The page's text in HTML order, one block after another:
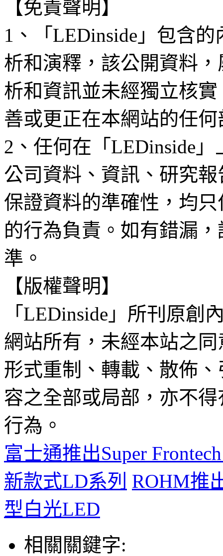
【免責聲明】
1、「LEDinside」包含
析和演釋，該公開資料
析和資訊並未經獨立核
善或更正在本網站的任
2、任何在「LEDinside
公司資料、資訊、研究
保證資料的準確性，均
的行為負責。如有錯漏
準。
【版權聲明】
「LEDinside」所刊原創
網站所有，未經本站之
形式重制、轉載、散佈
容之全部或局部，亦不
行為。
富士通推出Super
新款式LD系列 ROHM推
型白光LED
相關關鍵字: